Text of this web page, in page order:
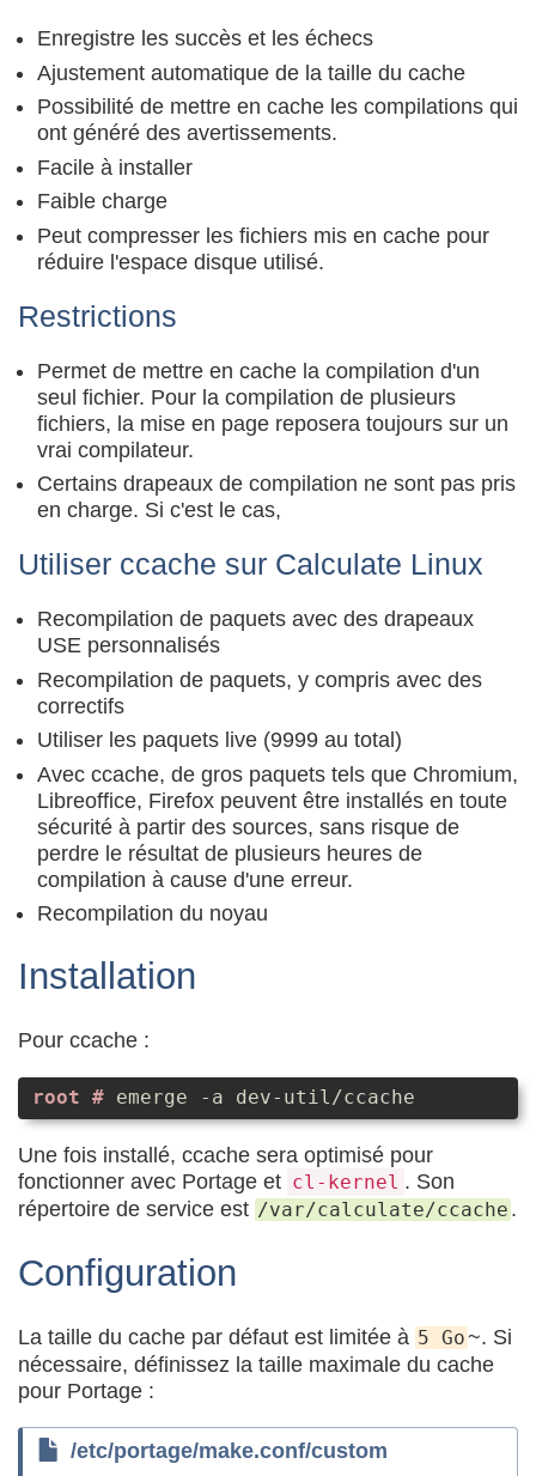
Enregistre les succès et les échecs
Ajustement automatique de la taille du cache
Possibilité de mettre en cache les compilations qui
ont généré des avertissements.
Facile à installer
Faible charge
Peut compresser les fichiers mis en cache pour
réduire l'espace disque utilisé.
Restrictions
Permet de mettre en cache la compilation d'un
seul fichier. Pour la compilation de plusieurs
fichiers, la mise en page reposera toujours sur un
vrai compilateur.
Certains drapeaux de compilation ne sont pas pris
en charge. Si c'est le cas,
Utiliser ccache sur Calculate Linux
Recompilation de paquets avec des drapeaux
USE personnalisés
Recompilation de paquets, y compris avec des
correctifs
Utiliser les paquets live (9999 au total)
Avec ccache, de gros paquets tels que Chromium,
Libreoffice, Firefox peuvent être installés en toute
sécurité à partir des sources, sans risque de
perdre le résultat de plusieurs heures de
compilation à cause d'une erreur.
Recompilation du noyau
Installation
Pour ccache :
emerge -a dev-util/ccache
Une fois installé, ccache sera optimisé pour
fonctionner avec Portage et cl-kernel . Son
répertoire de service est /var/calculate/ccache .
Configuration
La taille du cache par défaut est limitée à 5 Go~. Si
nécessaire, définissez la taille maximale du cache
pour Portage :
/etc/portage/make.conf/custom